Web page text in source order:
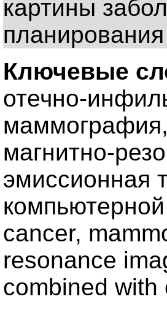
картины
Ключевые
отечно-
маммография,
магнитно-
эмиссионная
cancer,
resonance
combined with